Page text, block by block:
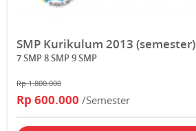
SMP Kurikulum 2013 (semester)
7 SMP 8 SMP 9 SMP
Rp 1.800.000
Rp 600.000/Semester